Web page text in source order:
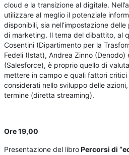
cloud e la transizione al digitale.
utilizzare al meglio il potenziale
disponibili, sia nell’impostazione
di marketing. Il tema del dibattito, al
Cosentini (Dipartimento per la
Fedeli (Istat), Andrea Zinno (Denodo)
(Salesforce), è proprio quello di
mettere in campo e quali fattori
considerati nello sviluppo delle
termine (diretta streaming).
Ore 19,00
Presentazione del libroPercorsi di